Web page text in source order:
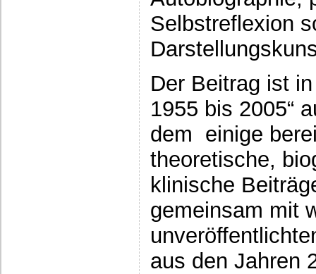
Selbstreflexion
Der Beitrag ist
1955 bis 2005“
dem einige
theoretische,
klinische
gemeinsam mit
aus den Jahren